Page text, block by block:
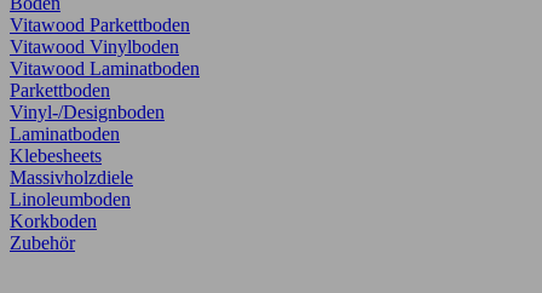
Vitawood Parkettboden
Vitawood Vinylboden
Vitawood Laminatboden
Parkettboden
Vinyl-/Designboden
Laminatboden
Klebesheets
Massivholzdiele
Linoleumboden
Korkboden
Zubehör